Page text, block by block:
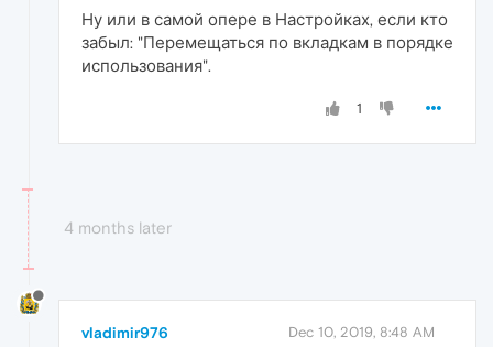
Ну или в самой опере в Настройках, если кто
забыл: "Перемещаться по вкладкам в порядке
использования".
1
4 months later
vladimir976 Dec 10, 2019, 8:48 AM